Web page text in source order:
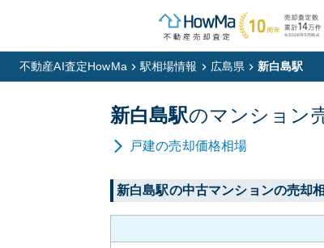
不動産AI査定HowMa 駅相場情報 広島県 新白島駅
新白島駅のマンション
戸建の売却価格相場
新白島駅の中古マンションの売却